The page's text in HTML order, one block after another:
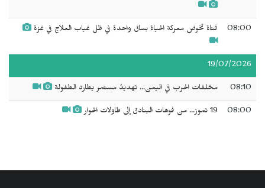
08:00 فتاة تخوض معركة الحياة بساق واحدة في ظل غياب العلاج في غزة
19/07/2026
08:10 مخلفات الحرب في اليمن... تهديدٌ مستمر يطارد الطفولة
08:00 19 تموز... من فوهات البنادق إلى طاولات الحوار